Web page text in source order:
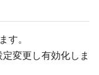
す。
変更し有効化しま